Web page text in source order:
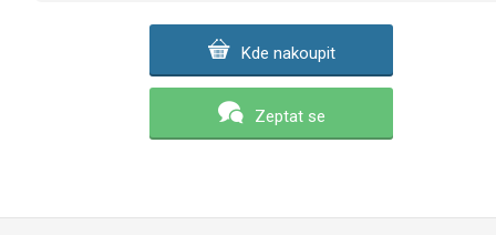
Kde nakoupit
Zeptat se